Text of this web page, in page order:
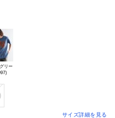
リー
サイズ詳細を見る